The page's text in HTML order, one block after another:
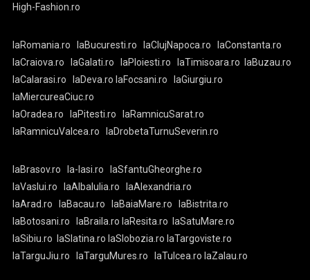
High-Fashion.ro
laRomania.ro laBucuresti.ro laClujNapoca.ro
laConstanta.ro
laCraiova.ro
laGalati.ro laPloiesti.ro laTimisoara.ro
laBuzau.ro
laCalarasi.ro
laDeva.ro laFocsani.ro
laGiurgiu.ro
laMiercureaCiuc.ro
laOradea.ro
laPitesti.ro
laRamnicuSarat.ro
laRamnicuValcea.ro
laDrobetaTurnuSeverin.ro
laBrasov.ro la-Iasi.ro
laSfantuGheorghe.ro
laVaslui.ro
laAlbaIulia.ro
laAlexandria.ro
laArad.ro
laBacau.ro laBaiaMare.ro
laBistrita.ro
laBotosani.ro
laBraila.ro laResita.ro
laSatuMare.ro
laSibiu.ro
laSlatina.ro laSlobozia.ro laTargoviste.ro
laTarguJiu.ro
laTarguMures.ro laTulcea.ro laZalau.ro